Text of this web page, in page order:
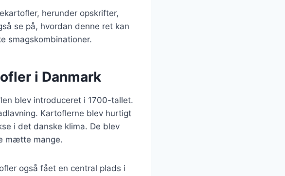
herunder opskrifter,
se på, hvordan denne ret kan
smagskombinationer.
i Danmark
blev introduceret i 1700-tallet.
Kartoflerne blev hurtigt
i det danske klima. De blev
mætte mange.
også fået en central plads i